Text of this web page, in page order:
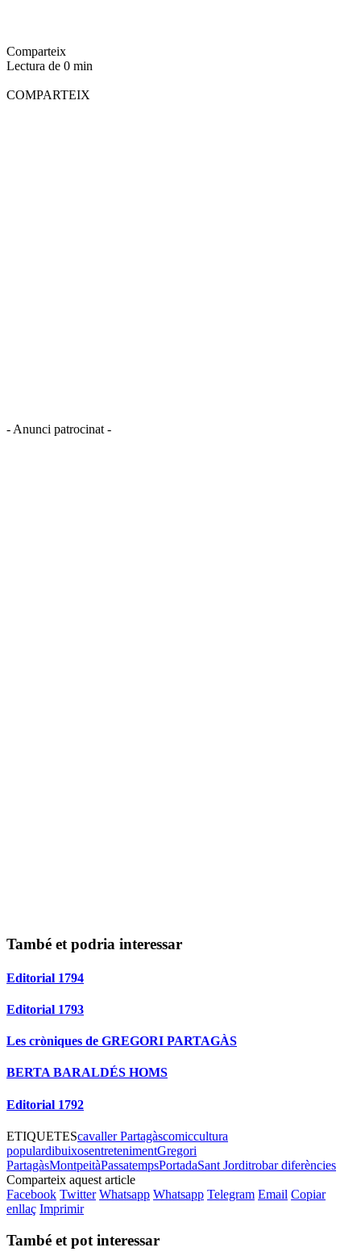
Comparteix
Lectura de 0 min
COMPARTEIX
- Anunci patrocinat -
També et podria interessar
Editorial 1794
Editorial 1793
Les cròniques de GREGORI PARTAGÀS
BERTA BARALDÉS HOMS
Editorial 1792
ETIQUETEScavaller Partagàscomiccultura
populardibuixosentretenimentGregori
PartagàsMontpeitàPassatempsPortadaSant Jorditrobar diferències
Comparteix aquest article
Facebook Twitter Whatsapp Whatsapp Telegram Email Copiar
enllaç Imprimir
També et pot interessar